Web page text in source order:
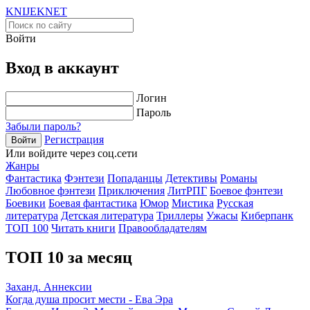
KNIJEKNET
Войти
Вход в аккаунт
Логин
Пароль
Забыли пароль?
Войти
Регистрация
Или войдите через соц.сети
Жанры
Фантастика Фэнтези Попаданцы Детективы Романы
Любовное фэнтези Приключения ЛитРПГ Боевое фэнтези
Боевики Боевая фантастика Юмор Мистика Русская
литература Детская литература Триллеры Ужасы Киберпанк
ТОП 100 Читать книги Правообладателям
ТОП 10 за месяц
Заханд. Аннексии
Когда душа просит мести - Ева Эра